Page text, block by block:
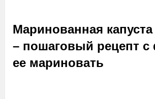
Маринованная
– пошаговый рецепт с
ее мариновать